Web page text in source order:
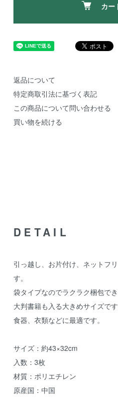
カー
返品について
特定商取引法に基づく表記
この商品について問い合わせる
買い物を続ける
DETAIL
引っ越し、お片付け、ネットフ
す。
袋タイプなのでラクラク梱包でき
大判書籍も入る大きめサイズです
食器、衣類などに最適です。
サイズ：約43×32cm
入数：3枚
材質：ポリエチレン
原産国：中国